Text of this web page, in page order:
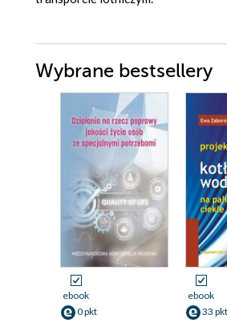
Wybrane bestsellery
ebook
0 pkt
ebook
33 pkt